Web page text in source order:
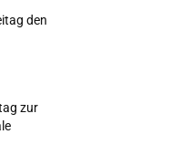
den
zur